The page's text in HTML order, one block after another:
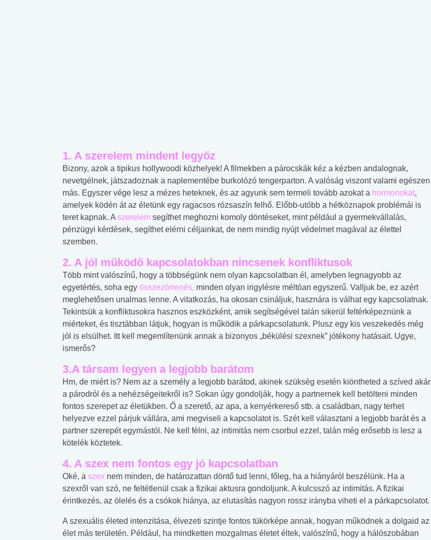
1. A szerelem mindent legyőz
Bizony, azok a tipikus hollywoodi közhelyek! A filmekben a párocskák kéz a kézben andalognak,
nevetgélnek, játszadoznak a naplementébe burkolózó tengerparton. A valóság viszont valami egészen
más. Egyszer vége lesz a mézes heteknek, és az agyunk sem termeli tovább azokat a hormonokat,
amelyek ködén át az életünk egy ragacsos rózsaszín felhő. Előbb-utóbb a hétköznapok problémái is
teret kapnak. A szerelem segíthet meghozni komoly döntéseket, mint például a gyermekvállalás,
pénzügyi kérdések, segíthet elérni céljainkat, de nem mindig nyújt védelmet magával az élettel
szemben.
2. A jól működő kapcsolatokban nincsenek konfliktusok
Több mint valószínű, hogy a többségünk nem olyan kapcsolatban él, amelyben legnagyobb az
egyetértés, soha egy összezörrenés, minden olyan irigylésre méltóan egyszerű. Valljuk be, ez azért
meglehetősen unalmas lenne. A vitatkozás, ha okosan csináljuk, hasznára is válhat egy kapcsolatnak.
Tekintsük a konfliktusokra hasznos eszközként, amik segítségével talán sikerül feltérképeznünk a
miérteket, és tisztábban látjuk, hogyan is működik a párkapcsolatunk. Plusz egy kis veszekedés még
jól is elsülhet. Itt kell megemlítenünk annak a bizonyos „békülési szexnek” jótékony hatásait. Ugye,
ismerős?
3.A társam legyen a legjobb barátom
Hm, de miért is? Nem az a személy a legjobb barátod, akinek szükség esetén kiöntheted a szíved akár
a párodról és a nehézségeitekről is? Sokan úgy gondolják, hogy a partnernek kell betölteni minden
fontos szerepet az életükben. Ő a szerető, az apa, a kenyérkereső stb. a családban, nagy terhet
helyezve ezzel párjuk vállára, ami megviseli a kapcsolatot is. Szét kell választani a legjobb barát és a
partner szerepét egymástól. Ne kell félni, az intimitás nem csorbul ezzel, talán még erősebb is lesz a
kötelék köztetek.
4. A szex nem fontos egy jó kapcsolatban
Oké, a szex nem minden, de határozattan döntő tud lenni, főleg, ha a hiányáról beszélünk. Ha a
szexről van szó, ne feltétlenül csak a fizikai aktusra gondoljunk. A kulcsszó az intimitás. A fizikai
érintkezés, az ölelés és a csókok hiánya, az elutasítás nagyon rossz irányba viheti el a párkapcsolatot.
A szexuális életed intenzitása, élvezeti szintje fontos tükörképe annak, hogyan működnek a dolgaid az
élet más területén. Például, ha mindketten mozgalmas életet éltek, valószínű, hogy a hálószobában